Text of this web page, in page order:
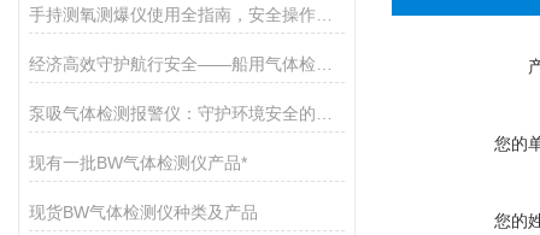
现有一批BW气体检测仪产品*
现货BW气体检测仪种类及产品
您的
您的